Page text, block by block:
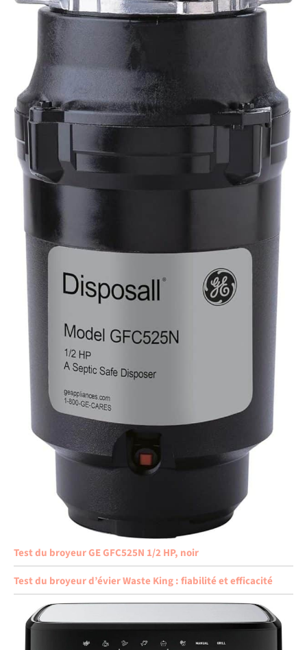
Test du broyeur GE GFC525N 1/2 HP, noir
Test du broyeur d’évier Waste King : fiabilité et efficacité